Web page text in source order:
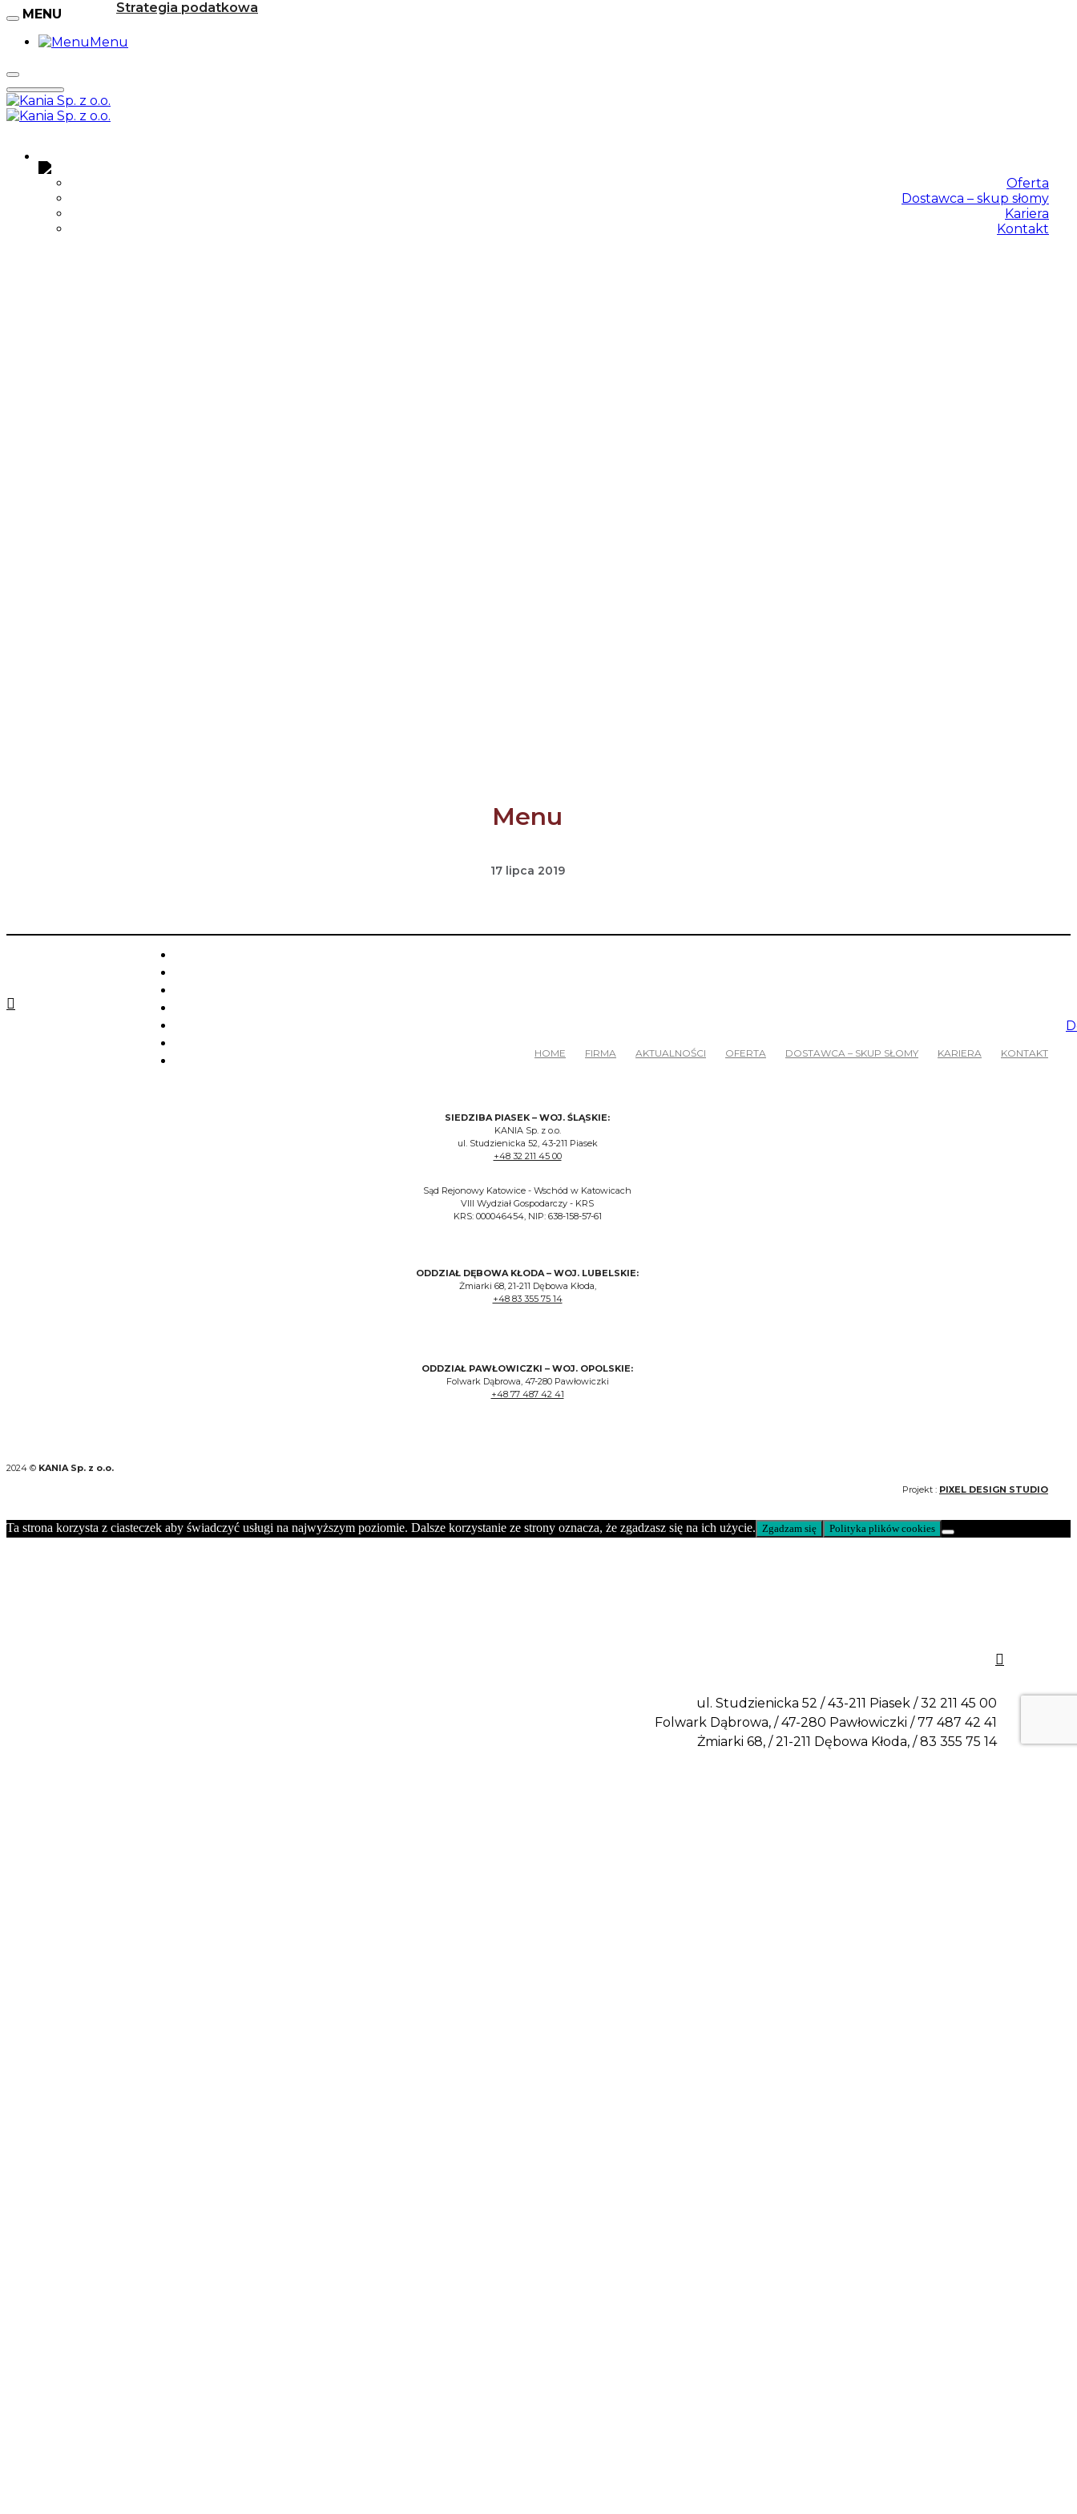
MENU
Menu
Oferta
Dostawca – skup słomy
Kariera
Kontakt
ul. Studzienicka 52 / 43-211 Piasek / 32 211 45 00
Folwark Dąbrowa, / 47-280 Pawłowiczki / 77 487 42 41
Żmiarki 68, / 21-211 Dębowa Kłoda, / 83 355 75 14
Menu
17 lipca 2019
Strategia podatkowa
HOME FIRMA AKTUALNOŚCI OFERTA DOSTAWCA – SKUP SŁOMY KARIERA KONTAKT
SIEDZIBA PIASEK – WOJ. ŚLĄSKIE:
KANIA Sp. z o.o.
ul. Studzienicka 52, 43-211 Piasek
+48 32 211 45 00
Sąd Rejonowy Katowice - Wschód w Katowicach
VIII Wydział Gospodarczy - KRS
KRS: 000046454, NIP: 638-158-57-61
ODDZIAŁ DĘBOWA KŁODA – WOJ. LUBELSKIE:
Żmiarki 68, 21-211 Dębowa Kłoda,
+48 83 355 75 14
ODDZIAŁ PAWŁOWICZKI – WOJ. OPOLSKIE:
Folwark Dąbrowa, 47-280 Pawłowiczki
+48 77 487 42 41
2024 © KANIA Sp. z o.o.
Projekt : PIXEL DESIGN STUDIO
Ta strona korzysta z ciasteczek aby świadczyć usługi na najwyższym poziomie. Dalsze korzystanie ze strony oznacza, że zgadzasz się na ich użycie. Zgadzam się Polityka plików cookies